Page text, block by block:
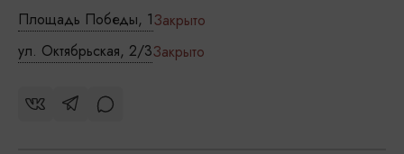
Площадь Победы, 1Закрыто
ул. Октябрьская, 2/3Закрыто